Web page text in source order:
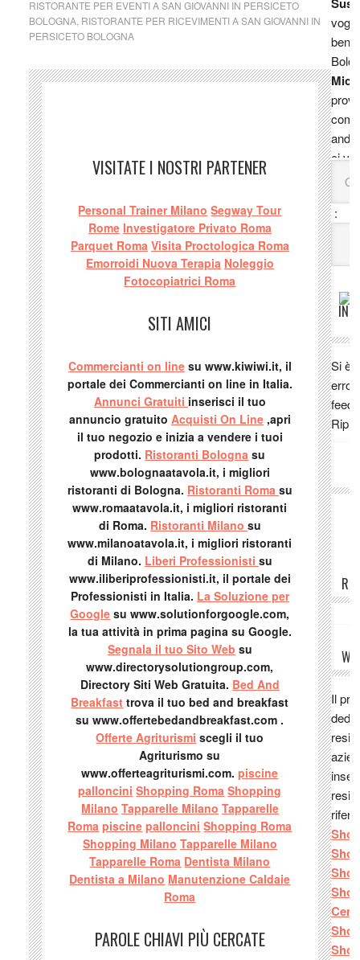
RISTORANTE PER EVENTI A SAN GIOVANNI IN PERSICETO
BOLOGNA, RISTORANTE PER RICEVIMENTI A SAN GIOVANNI IN
PERSICETO BOLOGNA
VISITATE I NOSTRI PARTENER
Personal Trainer Milano Segway Tour
Rome Investigatore Privato Roma
Parquet Roma Visita Proctologica Roma
Emorroidi Nuova Terapia Noleggio
Fotocopiatrici Roma
SITI AMICI
Commercianti on linesu www.kiwiwi.it, il
portale dei Commercianti on line in Italia.
Annunci Gratuiti inserisci il tuo
annuncio gratuito Acquisti On Line,apri
il tuo negozio e inizia a vendere i tuoi
prodotti. Ristoranti Bologna su
www.bolognaatavola.it, i migliori
ristoranti di Bologna. Ristoranti Roma su
www.romaatavola.it, i migliori ristoranti
di Roma. Ristoranti Milano su
www.milanoatavola.it, i migliori ristoranti
di Milano. Liberi Professionisti su
www.iliberiprofessionisti.it, il portale dei
Professionisti in Italia. La Soluzione per
Google su www.solutionforgoogle.com,
la tua attività in prima pagina su Google.
Segnala il tuo Sito Web su
www.directorysolutiongroup.com,
Directory Siti Web Gratuita. Bed And
Breakfast trova il tuo bed and breakfast
su www.offertebedandbreakfast.com .
Offerte Agriturismi scegli il tuo
Agriturismo su
www.offerteagriturismi.com. piscine
palloncini Shopping Roma Shopping
Milano Tapparelle Milano Tapparelle
Roma piscine palloncini Shopping Roma
Shopping Milano Tapparelle Milano
Tapparelle Roma Dentista Milano
Dentista a Milano Manutenzione Caldaie
Roma
PAROLE CHIAVI PIÙ CERCATE
ci
mio
la
:
Si è
feed
Il